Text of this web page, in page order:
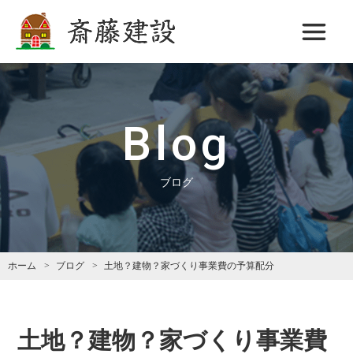
斎藤建設
Blog
ブログ
ホーム ブログ 土地？建物？家づくり事業費の予算配分
土地？建物？家づくり事業費